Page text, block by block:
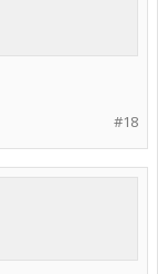
#18